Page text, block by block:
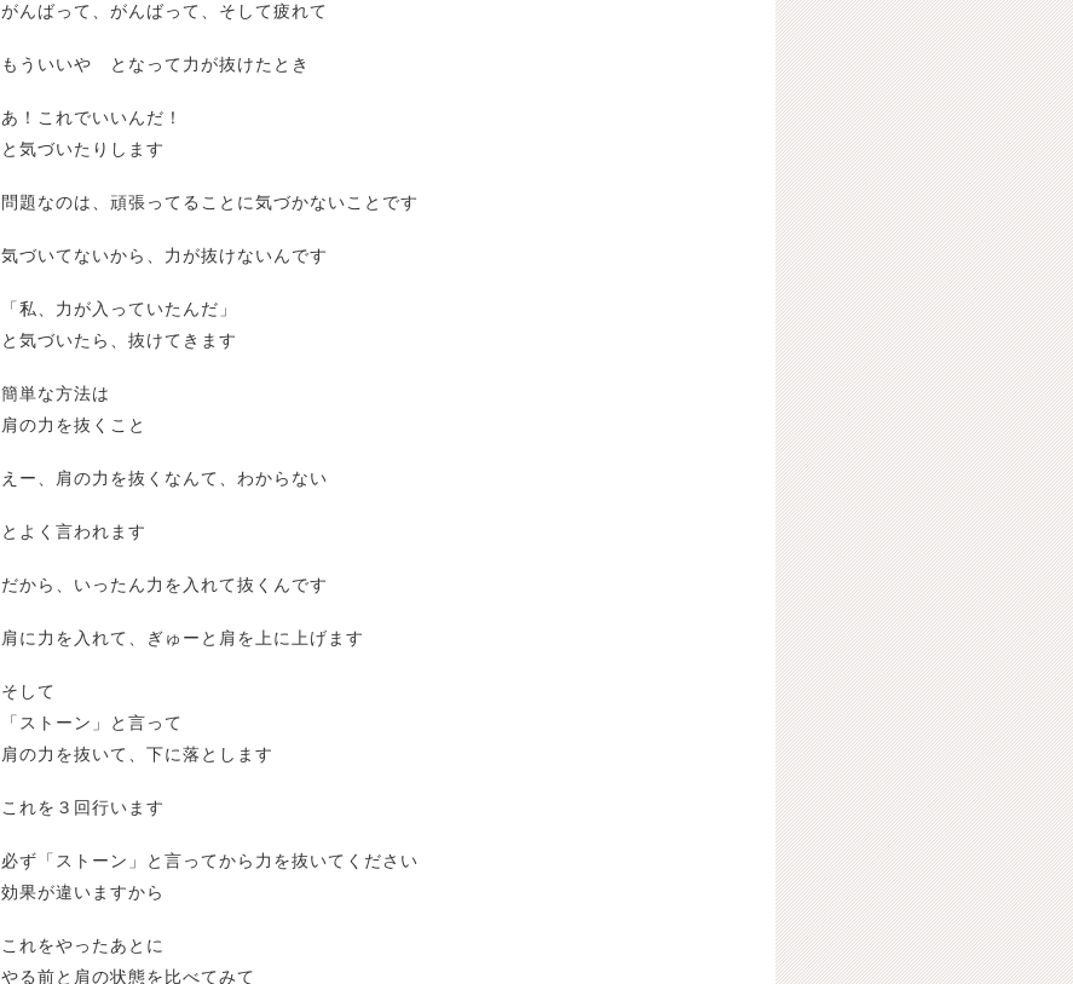
がんばって、がんばって、そして疲れて
もういいや となって力が抜けたとき
あ！これでいいんだ！
と気づいたりします
問題なのは、頑張ってることに気づかないことです
気づいてないから、力が抜けないんです
「私、力が入っていたんだ」
と気づいたら、抜けてきます
簡単な方法は
肩の力を抜くこと
えー、肩の力を抜くなんて、わからない
とよく言われます
だから、いったん力を入れて抜くんです
肩に力を入れて、ぎゅーと肩を上に上げます
そして
「ストーン」と言って
肩の力を抜いて、下に落とします
これを３回行います
必ず「ストーン」と言ってから力を抜いてください
効果が違いますから
これをやったあとに
やる前と肩の状態を比べてみて